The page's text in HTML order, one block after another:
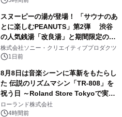
スヌーピーの湯が登場！ 「サウナのあ
とに楽しむPEANUTS」第2弾 渋谷
の人気銭湯「改良湯」と期間限定のコ
ラボレーション サウナイキタイコラ
ボグッズも発売決定！
株式会社ソニー・クリエイティブプロダクツ
1日前
8月8日は音楽シーンに革新をもたらし
た 伝説のリズムマシン「TR-808」を
祝う日 ～Roland Store Tokyoで実機
を展示しての 記念キャンペーンを開
催 英国ラジオ「NTS」の 特別プログ
ローランド株式会社
4時間前